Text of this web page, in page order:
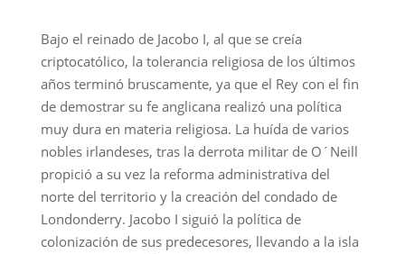
Bajo el reinado de Jacobo I, al que se creía
criptocatólico, la tolerancia religiosa de los últimos
años terminó bruscamente, ya que el Rey con el fin
de demostrar su fe anglicana realizó una política
muy dura en materia religiosa. La huída de varios
nobles irlandeses, tras la derrota militar de O´Neill
propició a su vez la reforma administrativa del
norte del territorio y la creación del condado de
Londonderry. Jacobo I siguió la política de
colonización de sus predecesores, llevando a la isla